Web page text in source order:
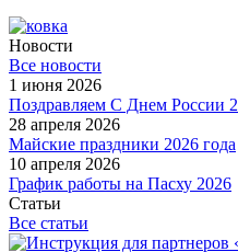
Новости
Все новости
1 июня 2026
Поздравляем С Днем России
28 апреля 2026
Майские праздники 2026 года
10 апреля 2026
График работы на Пасху 2026
Статьи
Все статьи